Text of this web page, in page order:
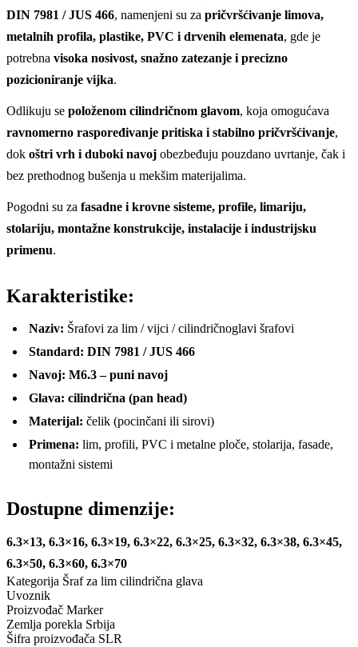
DIN 7981 / JUS 466, namenjeni su za pričvršćivanje limova,
metalnih profila, plastike, PVC i drvenih elemenata, gde je
potrebna visoka nosivost, snažno zatezanje i precizno
pozicioniranje vijka.
Odlikuju se položenom cilindričnom glavom, koja omogućava
ravnomerno raspoređivanje pritiska i stabilno pričvršćivanje,
dok oštri vrh i duboki navoj obezbeđuju pouzdano uvrtanje, čak i
bez prethodnog bušenja u mekšim materijalima.
Pogodni su za fasadne i krovne sisteme, profile, limariju,
stolariju, montažne konstrukcije, instalacije i industrijsku
primenu.
Karakteristike:
Naziv: Šrafovi za lim / vijci / cilindričnoglavi šrafovi
Standard: DIN 7981 / JUS 466
Navoj: M6.3 – puni navoj
Glava: cilindrična (pan head)
Materijal: čelik (pocinčani ili sirovi)
Primena: lim, profili, PVC i metalne ploče, stolarija, fasade,
montažni sistemi
Dostupne dimenzije:
6.3×13, 6.3×16, 6.3×19, 6.3×22, 6.3×25, 6.3×32, 6.3×38, 6.3×45,
6.3×50, 6.3×60, 6.3×70
Kategorija Šraf za lim cilindrična glava
Uvoznik
Proizvođač Marker
Zemlja porekla Srbija
Šifra proizvođača SLR